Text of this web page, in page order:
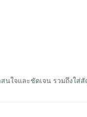
นใจและชัดเจน รวมถึงใ